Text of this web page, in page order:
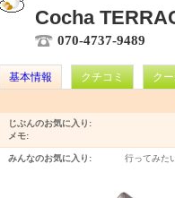
Cocha
070-4737-9489
基本情報 クチコミ ク
じぶんのお気に入り:
メモ:
みんなのお気に入り: 行ってみた